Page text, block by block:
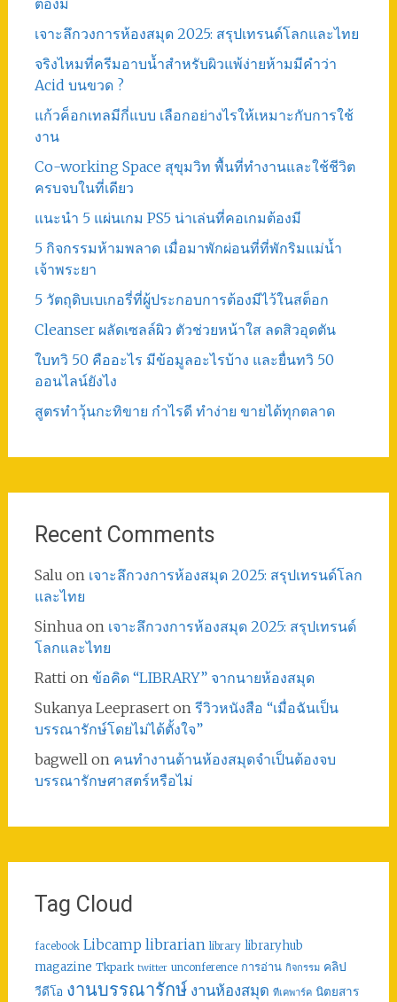
ต้องมี
เจาะลึกวงการห้องสมุด 2025: สรุปเทรนด์โลกและไทย
จริงไหมที่ครีมอาบน้ำสำหรับผิวแพ้ง่ายห้ามมีคำว่า
Acid บนขวด ?
แก้วค็อกเทลมีกี่แบบ เลือกอย่างไรให้เหมาะกับการใช้
งาน
Co-working Space สุขุมวิท พื้นที่ทำงานและใช้ชีวิต
ครบจบในที่เดียว
แนะนำ 5 แผ่นเกม PS5 น่าเล่นที่คอเกมต้องมี
5 กิจกรรมห้ามพลาด เมื่อมาพักผ่อนที่ที่พักริมแม่น้ำ
เจ้าพระยา
5 วัตถุดิบเบเกอรี่ที่ผู้ประกอบการต้องมีไว้ในสต็อก
Cleanser ผลัดเซลล์ผิว ตัวช่วยหน้าใส ลดสิวอุดตัน
ใบทวิ 50 คืออะไร มีข้อมูลอะไรบ้าง และยื่นทวิ 50
ออนไลน์ยังไง
สูตรทําวุ้นกะทิขาย กำไรดี ทำง่าย ขายได้ทุกตลาด
Recent Comments
Salu on เจาะลึกวงการห้องสมุด 2025: สรุปเทรนด์โลก
และไทย
Sinhuaon เจาะลึกวงการห้องสมุด 2025: สรุปเทรนด์
โลกและไทย
Rattion ข้อคิด “LIBRARY” จากนายห้องสมุด
Sukanya Leepraserton รีวิวหนังสือ “เมื่อฉันเป็น
บรรณารักษ์โดยไม่ได้ตั้งใจ”
bagwellon คนทำงานด้านห้องสมุดจำเป็นต้องจบ
บรรณารักษศาสตร์หรือไม่
Tag Cloud
facebook Libcamp librarian library libraryhub
magazine Tkpark twitter unconference การอ่าน กิจกรรม คลิป
วีดีโอ งานบรรณารักษ์ งานห้องสมุด ทีเคพาร์ค นิตยสาร